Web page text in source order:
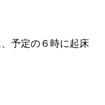
予定の６時に起床